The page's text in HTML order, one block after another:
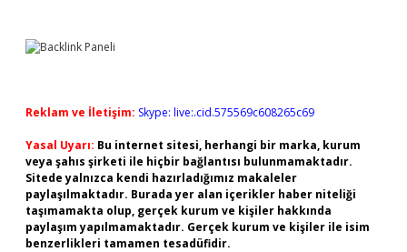
Reklam ve İletişim: Skype: live:.cid.575569c608265c69
Yasal Uyarı: Bu internet sitesi, herhangi bir marka, kurum
veya şahıs şirketi ile hiçbir bağlantısı bulunmamaktadır.
Sitede yalnızca kendi hazırladığımız makaleler
paylaşılmaktadır. Burada yer alan içerikler haber niteliği
taşımamakta olup, gerçek kurum ve kişiler hakkında
paylaşım yapılmamaktadır. Gerçek kurum ve kişiler ile isim
benzerlikleri tamamen tesadüfidir.